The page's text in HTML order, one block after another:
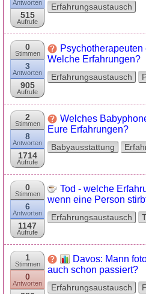
Antworten
515
Aufrufe
Erfahrungsaustausch
0
Stimmen
3
Antworten
905
Aufrufe
Welche Erfahrungen?
Erfahrungsaustausch
2
Stimmen
8
Antworten
1714
Aufrufe
Welches
Eure Erfahrungen?
Babyausstattung
0
Stimmen
6
Antworten
1147
Aufrufe
Tod - welche
wenn eine Person
Erfahrungsaustausch
1
Stimmen
0
Antworten
Davos: Mann
auch schon passiert?
Erfahrungsaustausch